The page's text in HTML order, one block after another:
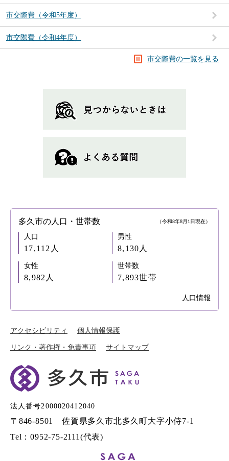
市交際費（令和5年度）
市交際費（令和4年度）
市交際費の一覧を見る
多久市の人口・世帯数 （令和8年8月1日現在）
人口
17,112人
男性
8,130人
女性
8,982人
世帯数
7,893世帯
人口情報
アクセシビリティ 個人情報保護
リンク・著作権・免責事項 サイトマップ
法人番号2000020412040
〒846-8501 佐賀県多久市北多久町大字小侍7-1
Tel：0952-75-2111(代表)